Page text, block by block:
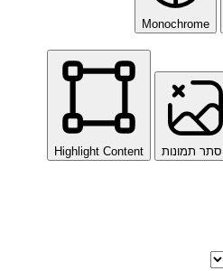
Monochrome
תמונות Highlight Content